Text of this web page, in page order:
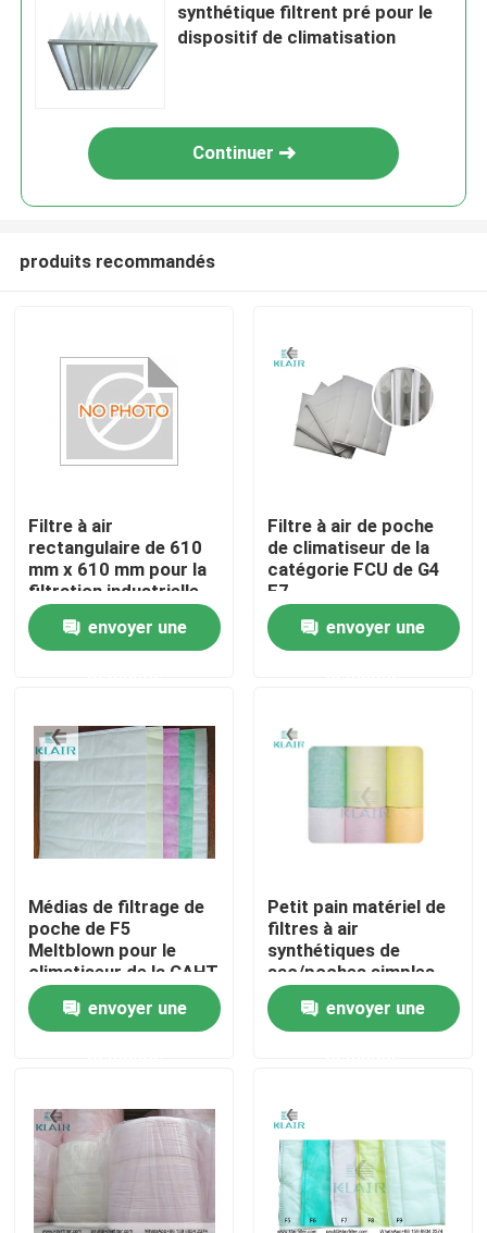
Maison
Au sujet de nous
Visite d'usine
Contactez-nous
Demandez une citation
Filtres à air de la CAHT
filtre à air de hepa
synthétique filtrent pré pour le
dispositif de climatisation
Continuer
produits recommandés
Filtre à air
rectangulaire de 610
mm x 610 mm pour la
filtration industrielle
de l'air
envoyer une
Filtre à air de poche
de climatiseur de la
catégorie FCU de G4
F7
envoyer une
Médias de filtrage de
poche de F5
Meltblown pour le
climatiseur de la CAHT
envoyer une
Petit pain matériel de
filtres à air
synthétiques de
sac/poches simples
avec l'efficacité F5 F6
F7 F8 F9envoyer une